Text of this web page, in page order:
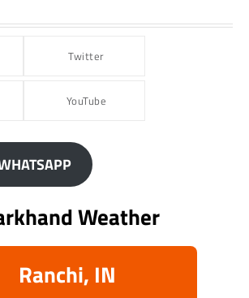
Twitter
YouTube
Weather
Ranchi, IN